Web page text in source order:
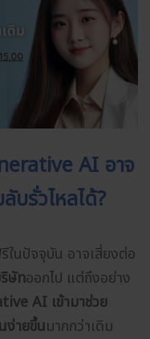
AI อาจ
บรั่วไหลได้?
นปัจจุบัน อาจเสี่ยงต่อ
ษัทออกไป แต่ถึงอย่าง
AI เข้ามาช่วย
ง่ายขึ้นมากกว่าเดิม